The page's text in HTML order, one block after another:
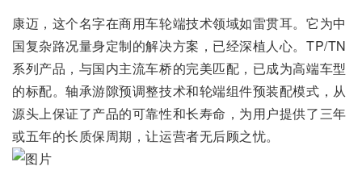
康迈，这个名字在商用车轮端技术领域如雷贯耳。它为中
国复杂路况量身定制的解决方案，已经深植人心。TP/TN
系列产品，与国内主流车桥的完美匹配，已成为高端车型
的标配。轴承游隙预调整技术和轮端组件预装配模式，从
源头上保证了产品的可靠性和长寿命，为用户提供了三年
或五年的长质保周期，让运营者无后顾之忧。